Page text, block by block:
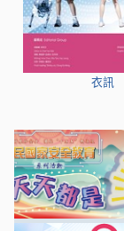
衣訊